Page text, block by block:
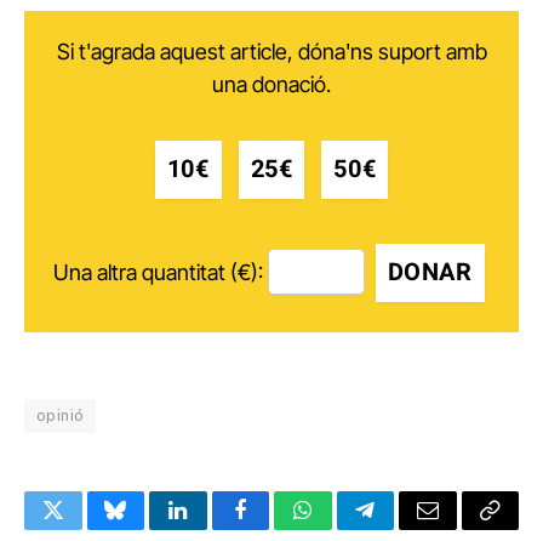
Si t'agrada aquest article, dóna'ns suport amb
una donació.
10€ 25€ 50€
Una altra quantitat (€): DONAR
opinió
TwitterBlueskyLinkedInFacebookWhatsAppTelegramEmail Copy